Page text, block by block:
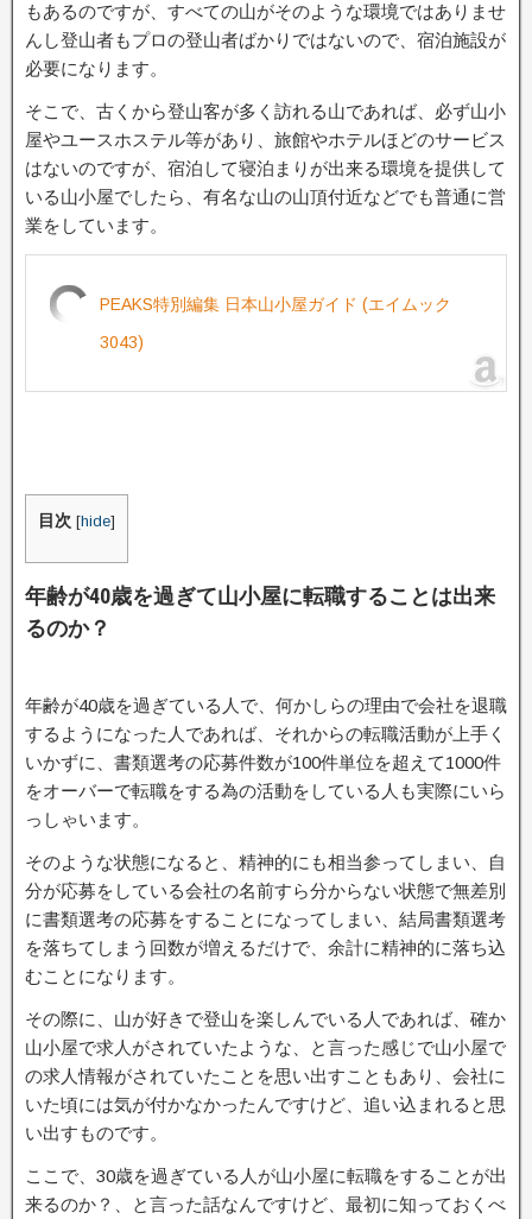
もあるのですが、すべての山がそのような環境ではありませ
んし登山者もプロの登山者ばかりではないので、宿泊施設が
必要になります。
そこで、古くから登山客が多く訪れる山であれば、必ず山小
屋やユースホステル等があり、旅館やホテルほどのサービス
はないのですが、宿泊して寝泊まりが出来る環境を提供して
いる山小屋でしたら、有名な山の山頂付近などでも普通に営
業をしています。
PEAKS特別編集 日本山小屋ガイド (エイムック
3043)
目次 [hide]
年齢が40歳を過ぎて山小屋に転職することは出来
るのか？
年齢が40歳を過ぎている人で、何かしらの理由で会社を退職
するようになった人であれば、それからの転職活動が上手く
いかずに、書類選考の応募件数が100件単位を超えて1000件
をオーバーで転職をする為の活動をしている人も実際にいら
っしゃいます。
そのような状態になると、精神的にも相当参ってしまい、自
分が応募をしている会社の名前すら分からない状態で無差別
に書類選考の応募をすることになってしまい、結局書類選考
を落ちてしまう回数が増えるだけで、余計に精神的に落ち込
むことになります。
その際に、山が好きで登山を楽しんでいる人であれば、確か
山小屋で求人がされていたような、と言った感じで山小屋で
の求人情報がされていたことを思い出すこともあり、会社に
いた頃には気が付かなかったんですけど、追い込まれると思
い出すものです。
ここで、30歳を過ぎている人が山小屋に転職をすることが出
来るのか？、と言った話なんですけど、最初に知っておくべ